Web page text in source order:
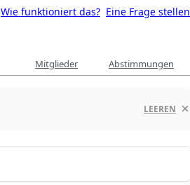
Wie funktioniert das? Eine Frage stellen
Mitglieder Abstimmungen
LEEREN